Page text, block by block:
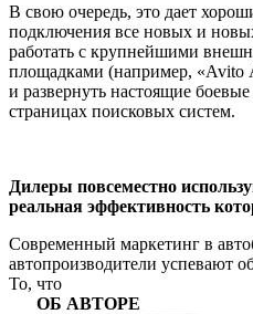
В свою очередь, это дает
подключения все новых и
работать с крупнейшими
площадками (например, «Avito
и развернуть настоящие
страницах поисковых систем.
Дилеры повсеместно
реальная эффективность
Современный маркетинг в
автопроизводители успевают
То, что
ОБ АВТОРЕ